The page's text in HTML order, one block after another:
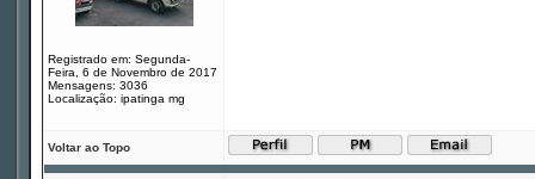
Registrado em: Segunda-
Feira, 6 de Novembro de 2017
Mensagens: 3036
Localização: ipatinga mg
Voltar ao Topo